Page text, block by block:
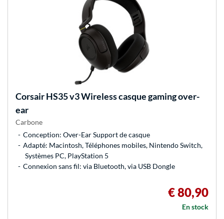
CorsairHS35 v3 Wireless casque gaming over-
ear
Carbone
Conception: Over-Ear Support de casque
Adapté: Macintosh, Téléphones mobiles, Nintendo Switch,
Systèmes PC, PlayStation 5
Connexion sans fil: via Bluetooth, via USB Dongle
€ 80,90
En stock